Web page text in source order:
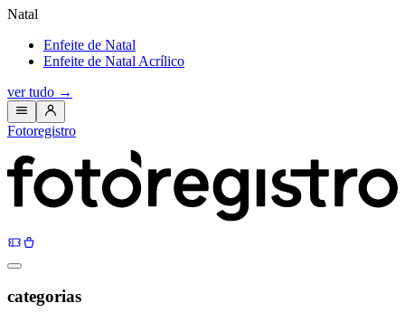
Natal
Enfeite de Natal
Enfeite de Natal Acrílico
ver tudo →
Fotoregistro
categorias